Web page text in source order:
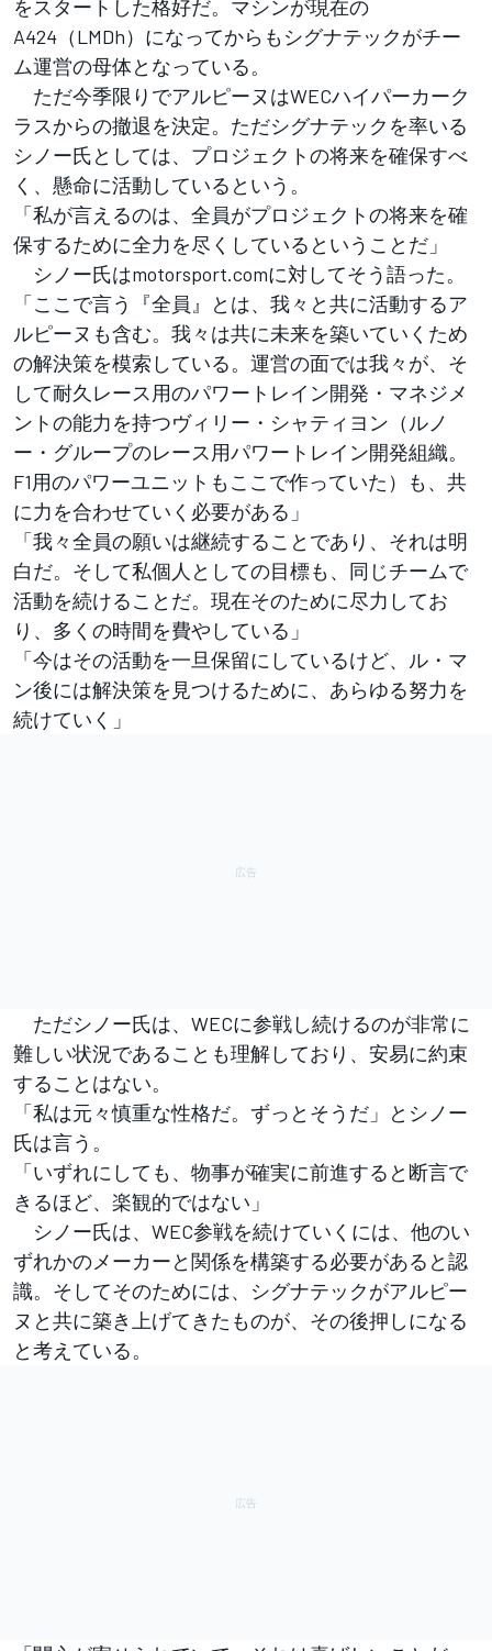
をスタートした格好だ。マシンが現在の
A424（LMDh）になってからもシグナテックがチー
ム運営の母体となっている。
ただ今季限りでアルピーヌはWECハイパーカーク
ラスからの撤退を決定。ただシグナテックを率いる
シノー氏としては、プロジェクトの将来を確保すべ
く、懸命に活動しているという。
「私が言えるのは、全員がプロジェクトの将来を確
保するために全力を尽くしているということだ」
シノー氏はmotorsport.comに対してそう語った。
「ここで言う『全員』とは、我々と共に活動するア
ルピーヌも含む。我々は共に未来を築いていくため
の解決策を模索している。運営の面では我々が、そ
して耐久レース用のパワートレイン開発・マネジメ
ントの能力を持つヴィリー・シャティヨン（ルノ
ー・グループのレース用パワートレイン開発組織。
F1用のパワーユニットもここで作っていた）も、共
に力を合わせていく必要がある」
「我々全員の願いは継続することであり、それは明
白だ。そして私個人としての目標も、同じチームで
活動を続けることだ。現在そのために尽力してお
り、多くの時間を費やしている」
「今はその活動を一旦保留にしているけど、ル・マ
ン後には解決策を見つけるために、あらゆる努力を
続けていく」
ただシノー氏は、WECに参戦し続けるのが非常に
難しい状況であることも理解しており、安易に約束
することはない。
「私は元々慎重な性格だ。ずっとそうだ」とシノー
氏は言う。
「いずれにしても、物事が確実に前進すると断言で
きるほど、楽観的ではない」
シノー氏は、WEC参戦を続けていくには、他のい
ずれかのメーカーと関係を構築する必要があると認
識。そしてそのためには、シグナテックがアルピー
ヌと共に築き上げてきたものが、その後押しになる
と考えている。